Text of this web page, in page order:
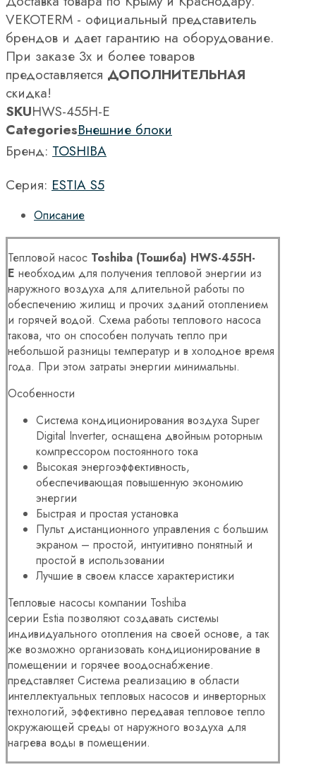
VEKOTERM - официальный представитель
брендов и дает гарантию на оборудование.
При заказе 3х и более товаров
предоставляется ДОПОЛНИТЕЛЬНАЯ
скидка!
SKUHWS-455H-E
CategoriesВнешние блоки
Бренд: TOSHIBA
Серия: ESTIA S5
Описание
Тепловой насос Toshiba (Тошиба) HWS-455H-
E необходим для получения тепловой энергии из
наружного воздуха для длительной работы по
обеспечению жилищ и прочих зданий отоплением
и горячей водой. Схема работы теплового насоса
такова, что он способен получать тепло при
небольшой разницы температур и в холодное время
года. При этом затраты энергии минимальны.
Особенности
Система кондиционирования воздуха Super
Digital Inverter, оснащена двойным роторным
компрессором постоянного тока
Высокая энергоэффективность,
обеспечивающая повышенную экономию
энергии
Быстрая и простая установка
Пульт дистанционного управления с большим
экраном – простой, интуитивно понятный и
простой в использовании
Лучшие в своем классе характеристики
Тепловые насосы компании Toshiba
серии Estia позволяют создавать системы
индивидуального отопления на своей основе, а так
же возможно организовать кондиционирование в
помещении и горячее воодоснабжение.
представляет Система реализацию в области
интеллектуальных тепловых насосов и инверторных
технологий, эффективно передавая тепловое тепло
окружающей среды от наружного воздуха для
нагрева воды в помещении.